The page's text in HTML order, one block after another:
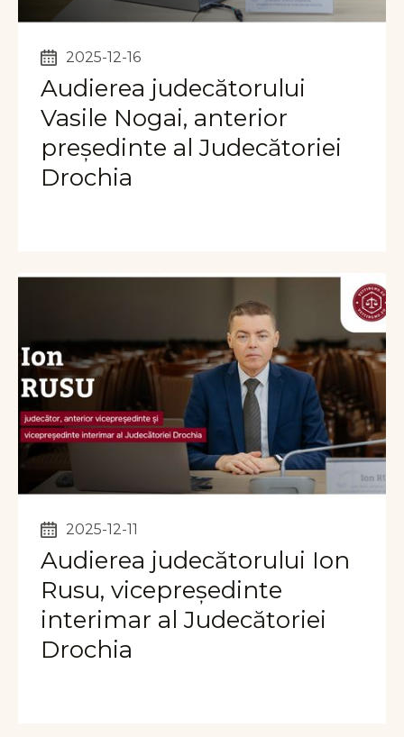
2025-12-16
Audierea judecătorului
Vasile Nogai, anterior
președinte al Judecătoriei
Drochia
2025-12-11
Audierea judecătorului Ion
Rusu, vicepreședinte
interimar al Judecătoriei
Drochia